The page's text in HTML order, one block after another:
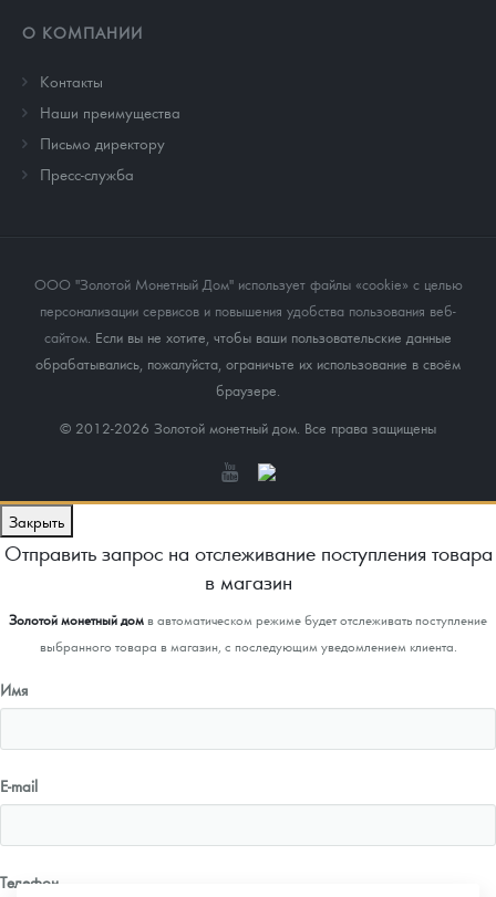
О КОМПАНИИ
Контакты
Наши преимущества
Письмо директору
Пресс-служба
ООО "Золотой Монетный Дом" использует файлы «cookie» с целью
персонализации сервисов и повышения удобства пользования веб-
сайтом. Если вы не хотите, чтобы ваши пользовательские данные
обрабатывались, пожалуйста, ограничьте их использование в своём
браузере.
© 2012-2026 Золотой монетный дом. Все права защищены
Закрыть
Отправить запрос на отслеживание поступления товара
в магазин
Золотой монетный домв автоматическом режиме будет отслеживать поступление
выбранного товара в магазин, с последующим уведомлением клиента.
Имя
E-mail
Телефон